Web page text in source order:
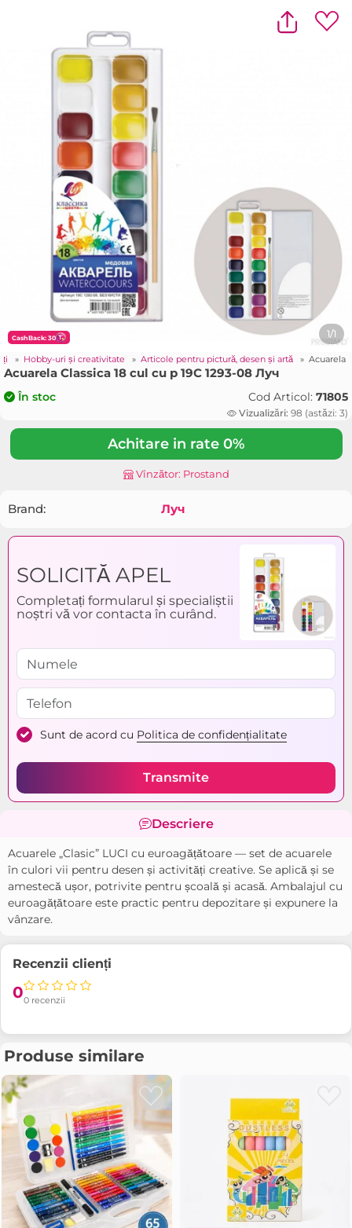
CashBack: 30 1/1
» Hobby-uri și creativitate » Articole pentru pictură, desen și artă » Acuarela
Acuarela Classica 18 cul cu p 19С 1293-08 Луч
În stoc Cod Articol: 71805
Vizualizări: 98 (astăzi: 3)
Achitare in rate 0%
Vînzător: Prostand
Brand: Луч
SOLICITĂ APEL
Completați formularul și specialiștii
noștri vă vor contacta în curând.
Sunt de acord cu Politica de confidențialitate
Transmite
Descriere
Acuarele „Clasic” LUCI cu euroagățătoare — set de acuarele
în culori vii pentru desen și activități creative. Se aplică și se
amestecă ușor, potrivite pentru școală și acasă. Ambalajul cu
euroagățătoare este practic pentru depozitare și expunere la
vânzare.
Recenzii clienți
00 recenzii
Produse similare